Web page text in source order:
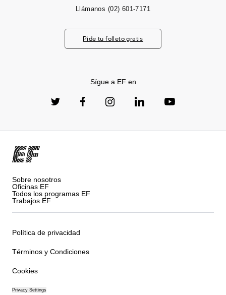
Llámanos (02) 601-7171
Pide tu folleto gratis
Sígue a EF en
Sobre nosotros
Oficinas EF
Todos los programas EF
Trabajos EF
Política de privacidad
Términos y Condiciones
Cookies
Privacy Settings